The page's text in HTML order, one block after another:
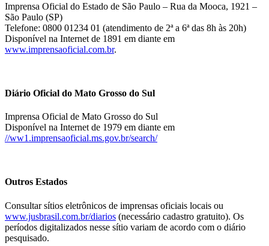
Imprensa Oficial do Estado de São Paulo – Rua da Mooca, 1921 –
São Paulo (SP)
Telefone: 0800 01234 01 (atendimento de 2ª a 6ª das 8h às 20h)
Disponível na Internet de 1891 em diante em
www.imprensaoficial.com.br.
Diário Oficial do Mato Grosso do Sul
Imprensa Oficial de Mato Grosso do Sul
Disponível na Internet de 1979 em diante em
//ww1.imprensaoficial.ms.gov.br/search/
Outros Estados
Consultar sítios eletrônicos de imprensas oficiais locais ou
www.jusbrasil.com.br/diarios (necessário cadastro gratuito). Os
períodos digitalizados nesse sítio variam de acordo com o diário
pesquisado.